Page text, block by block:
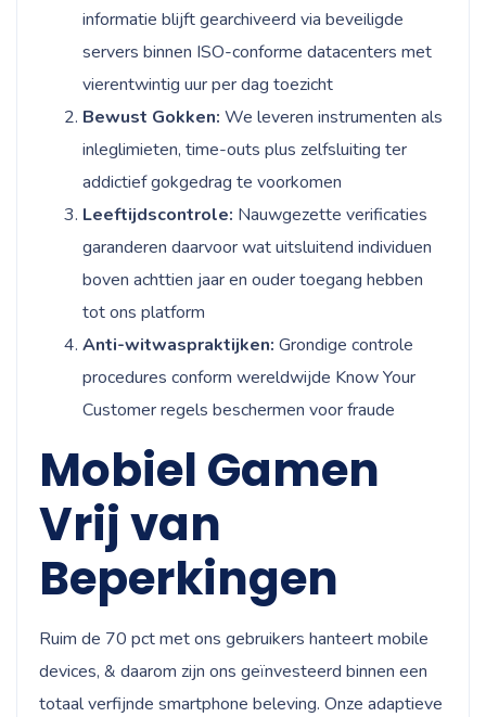
informatie blijft gearchiveerd via beveiligde
servers binnen ISO-conforme datacenters met
vierentwintig uur per dag toezicht
Bewust Gokken: We leveren instrumenten als
inleglimieten, time-outs plus zelfsluiting ter
addictief gokgedrag te voorkomen
Leeftijdscontrole: Nauwgezette verificaties
garanderen daarvoor wat uitsluitend individuen
boven achttien jaar en ouder toegang hebben
tot ons platform
Anti-witwaspraktijken: Grondige controle
procedures conform wereldwijde Know Your
Customer regels beschermen voor fraude
Mobiel Gamen
Vrij van
Beperkingen
Ruim de 70 pct met ons gebruikers hanteert mobile
devices, & daarom zijn ons geïnvesteerd binnen een
totaal verfijnde smartphone beleving. Onze adaptieve